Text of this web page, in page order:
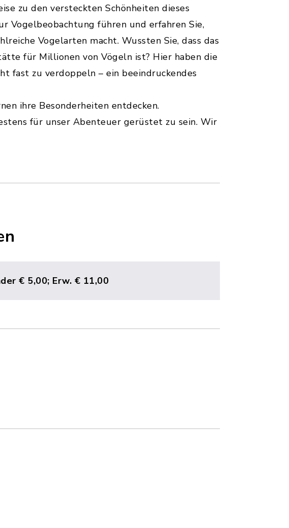
zu den versteckten Schönheiten dieses
Vogelbeobachtung führen und erfahren Sie,
Vogelarten macht. Wussten Sie, dass das
für Millionen von Vögeln ist? Hier haben die
fast zu verdoppeln – ein beeindruckendes
ihre Besonderheiten entdecken.
für unser Abenteuer gerüstet zu sein. Wir
€ 5,00; Erw. € 11,00